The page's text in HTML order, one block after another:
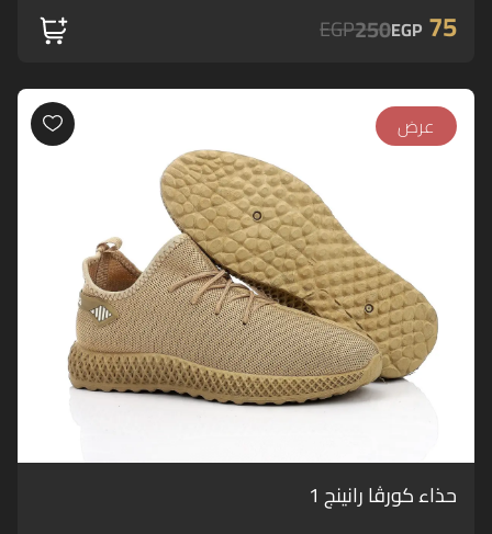
75
EGP
250
EGP
عرض
حذاء كورڤا رانينج 1